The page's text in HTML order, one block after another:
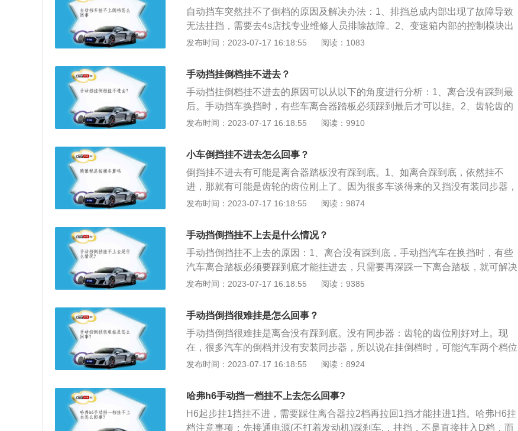
自动挡车突然挂不了倒档的原因及解决办法：1、排挡总成内部出现了故障导致
无法挂挡，需要去4s店找专业维修人员排除故障。2、变速箱内部的控制模块出
现了故障导致，需要去4s店找专业维修人员进行维修检测。3、变速箱的档位开
挡。5、自动挡失灵。这种事就需要去4s店让专业人员来处理6、变速箱根据齿轮
啮合比的变化来换挡。如果自动挡车辆不能挂档，可能是变速箱中控制倒档的档
位损坏。更换变速箱中控制倒档的齿轮。7、离合器轴承脱落，离合器润滑不
足，离合器磨损严重，会导致倒档挂不上。需要及时去4s店或修理厂进行专业的
检查和维修。8、车辆电瓶处在亏电状态，会导致挂不上档。车主可以检查一下
喇叭没有平时响，就说明电瓶出现在亏电状态。需要给电池进行充电修复就可以
解决了；9、车辆挡位锁锁住了，可能是车主锁住忘记开锁了，也有可能是不小
心碰到挡位锁的开关。车辆的换挡杆旁边会有一个shiftlock的按钮，只要按一
是热完车之后就可以挂进挡位的情况。这是因为冷车的时候，机油跟变速箱油的
油的粘度变大之后就会使得变速箱的换挡阻力变大，变速箱油比较粘稠就没有办
法运作。要是热车之后，变速箱油还有机油就会上升到一定的温度，流动性就会
恢复良好，就可以正常工作了。
发布时间：2023-07-17 16:18:55 阅读：1083
手动挡挂倒档挂不进去？
手动挡挂倒档挂不进去的原因可以从以下的角度进行分析：1、离合没有踩到最
后。手动挡车换挡时，有些车离合器踏板必须踩到最后才可以挂。2、齿轮齿的
位置正好合适。由于许多汽车的倒车档没有安装同步器，所以当挂倒车档时，汽
输发生了故障。汽车的变速箱产生问题的可能性很高。汽车变速箱发生问题时，
建议在4s店处理，必要的修理费用可能高，修理时间可能长。
发布时间：2023-07-17 16:18:55 阅读：9910
小车倒挡挂不进去怎么回事？
倒挡挂不进去有可能是离合器踏板没有踩到底。1、如离合踩到底，依然挂不
进，那就有可能是齿轮的齿位刚上了。因为很多车谈得来的又挡没有装同步器，
所有的总有率你挂倒挡的时候，刚刚两个齿轮的齿位置对位卡不进又雨伞，就挂
拧动一下，然后再挂倒挡就行了。2、变速度器在进行球用的时候，尤其是由高
档向低球很容易引起轮齿或花键齿间的冲击。为了避免齿的冲击，在球装置中都
设置同步器。同步器有常压式和惯性式两种，目前大部分同步式变速度器上采用
的是惯性同步器，他主要由接合部、同步锁环等组成，主要是靠摩擦群作用实现
同步。
发布时间：2023-07-17 16:18:55 阅读：9874
手动挡倒挡挂不上去是什么情况？
手动挡倒挡挂不上去的原因：1、离合没有踩到底，手动挡汽车在换挡时，有些
汽车离合踏板必须要踩到底才能挂进去，只需要再深踩一下离合踏板，就可解决
这个问题了；2、齿轮的齿位刚好对上，很多汽车的倒挡并没有安装同步器，所
不进倒挡。这种情况下，只要把挡位重新挂入一个前进挡，然后再尝试挂倒挡即
可。在换挡时，从高挡位换到低挡位时，很容易对轮齿或花键齿间造成冲击，同
步器的作用就是避免这种冲击。同步器的主要组成部分有接合套、同步锁环等，
主要通过摩擦的方式实现同步效果。
发布时间：2023-07-17 16:18:55 阅读：9385
手动挡倒挡很难挂是怎么回事？
手动挡倒挡很难挂是离合没有踩到底。没有同步器：齿轮的齿位刚好对上。现
在，很多汽车的倒档并没有安装同步器，所以说在挂倒档时，可能汽车两个档位
的齿位刚好对上，档位就会卡住，自然也就挂不进倒档。这种情况下，只要把档
就是同步器是什么东西。在换档时，从高档位换到低档位时，很容易对轮齿或花
键齿间造成冲击，而同步器的作用就是避免这种冲击。
发布时间：2023-07-17 16:18:55 阅读：8924
哈弗h6手动挡一档挂不上去怎么回事?
H6起步挂1挡挂不进，需要踩住离合器拉2档再拉回1挡才能挂进1挡。哈弗H6挂
档注意事项：先接通电源(不打着发动机)踩刹车,，挂挡，不是直接挂入D档，而